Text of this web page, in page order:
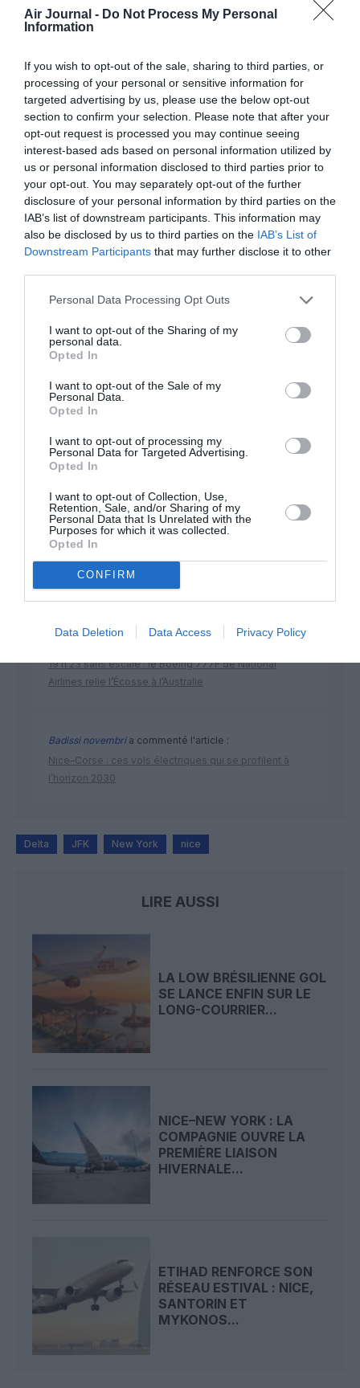
Air Journal - Do Not Process My Personal
Information
If you wish to opt-out of the sale, sharing to third parties, or
processing of your personal or sensitive information for
targeted advertising by us, please use the below opt-out
section to confirm your selection. Please note that after your
opt-out request is processed you may continue seeing
interest-based ads based on personal information utilized by
us or personal information disclosed to third parties prior to
your opt-out. You may separately opt-out of the further
disclosure of your personal information by third parties on the
IAB’s list of downstream participants. This information may
also be disclosed by us to third parties on the IAB’s List of
Downstream Participants that may further disclose it to other
Personal Data Processing Opt Outs
I want to opt-out of the Sharing of my
personal data.
Opted In
I want to opt-out of the Sale of my
Personal Data.
Opted In
I want to opt-out of processing my
Personal Data for Targeted Advertising.
Opted In
I want to opt-out of Collection, Use,
Retention, Sale, and/or Sharing of my
Personal Data that Is Unrelated with the
Purposes for which it was collected.
Opted In
CONFIRM
Data Deletion Data Access Privacy Policy
Je me souviens que dans les années 80 c’était la Panam qui
opérait la liaison Nice-New York et c’était en Boeing 747-200
! Hé oui ! La Panam a été rachetée par Delta et la liaison a
continué…. Tant mieux pour la région parce que ça draine
beaucoup de touristes et ça bénéficie aussi à la région
Ligurie de nos voisins italiens et même jusqu’à Turin…
RÉPONDRE
LAISSER UN COMMENTAIRE
FAIRE UN DON
Appel aux lecteurs !
développement !
NOUS SOUTENIR
DERNIERS COMMENTAIRES
19 h 23 sans escale : le Boeing 777F de National
Airlines relie l’Écosse à l’Australie
Badissi novembria commenté l'article :
Nice–Corse : ces vols électriques qui se profilent à
l’horizon 2030
Delta JFK New York nice
LIRE AUSSI
LA LOW BRÉSILIENNE GOL
SE LANCE ENFIN SUR LE
LONG-COURRIER...
NICE–NEW YORK : LA
COMPAGNIE OUVRE LA
PREMIÈRE LIAISON
HIVERNALE...
ETIHAD RENFORCE SON
RÉSEAU ESTIVAL : NICE,
SANTORIN ET
MYKONOS...